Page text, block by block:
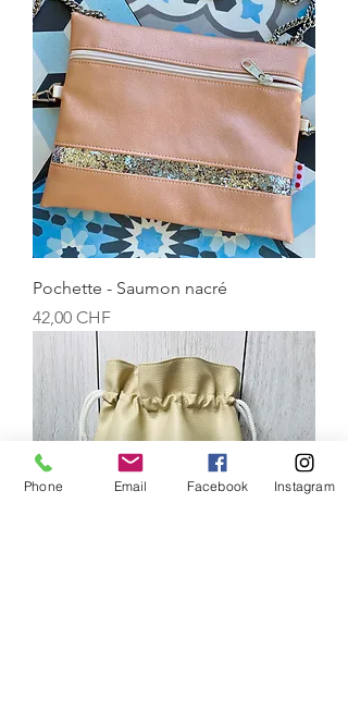
Pochette - Saumon nacré
Prix
42,00 CHF
Phone Email Facebook Instagram